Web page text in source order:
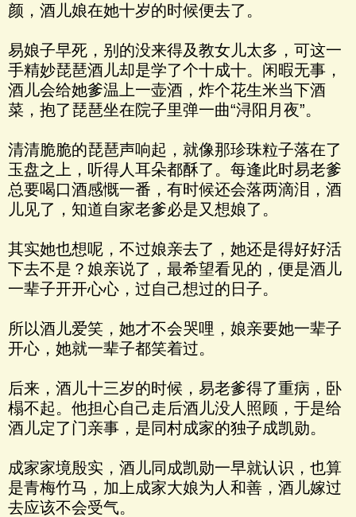
颜，酒儿娘在她十岁的时候便去了。
易娘子早死，别的没来得及教女儿太多，可这一
手精妙琵琶酒儿却是学了个十成十。闲暇无事，
酒儿会给她爹温上一壶酒，炸个花生米当下酒
菜，抱了琵琶坐在院子里弹一曲“浔阳月夜”。
清清脆脆的琵琶声响起，就像那珍珠粒子落在了
玉盘之上，听得人耳朵都酥了。每逢此时易老爹
总要喝口酒感慨一番，有时候还会落两滴泪，酒
儿见了，知道自家老爹必是又想娘了。
其实她也想呢，不过娘亲去了，她还是得好好活
下去不是？娘亲说了，最希望看见的，便是酒儿
一辈子开开心心，过自己想过的日子。
所以酒儿爱笑，她才不会哭哩，娘亲要她一辈子
开心，她就一辈子都笑着过。
后来，酒儿十三岁的时候，易老爹得了重病，卧
榻不起。他担心自己走后酒儿没人照顾，于是给
酒儿定了门亲事，是同村成家的独子成凯勋。
成家家境殷实，酒儿同成凯勋一早就认识，也算
是青梅竹马，加上成家大娘为人和善，酒儿嫁过
去应该不会受气。